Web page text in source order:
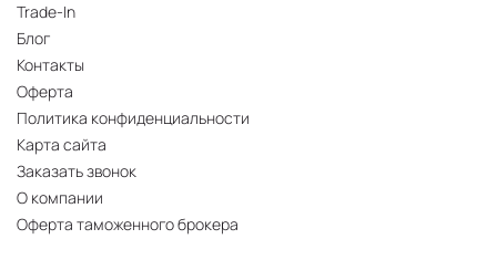
Trade-In
Блог
Контакты
Оферта
Политика конфиденциальности
Карта сайта
Заказать звонок
О компании
Оферта таможенного брокера